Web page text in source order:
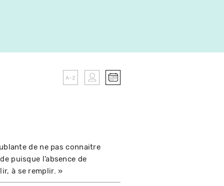
de ne pas connaitre
puisque l’absence de
à se remplir. »